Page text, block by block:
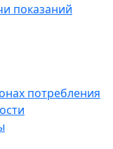
показаний
потребления